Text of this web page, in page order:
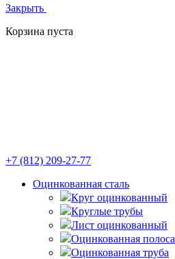
Закрыть
Корзина пуста
+7 (812) 209-27-77
Оцинкованная сталь
Круг оцинкованный
Круглые трубы
Лист оцинкованный
Оцинкованная полоса
Оцинкованная труба